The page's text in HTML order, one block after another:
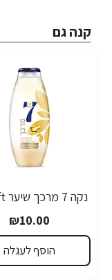
קנה גם
₪10.00
הוסף לעגלה